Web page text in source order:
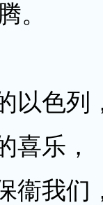
。
以色列
喜乐，
衞我们